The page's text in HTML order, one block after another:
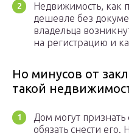
Недвижимость, как
дешевле без
владельца
на регистрацию и
Но минусов от
такой
Дом могут признать
обязать снести его.